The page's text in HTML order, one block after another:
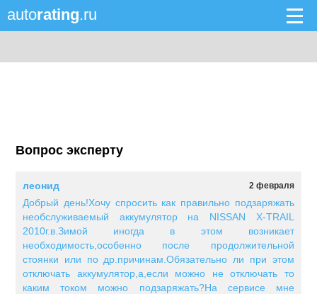
autorating.ru
Вопрос эксперту
2 февраля
леонид
Добрый день!Хочу спросить как правильно подзаряжать
необслуживаемый аккумулятор на NISSAN X-TRAIL
2010г.в.Зимой иногда в этом возникает
необходимость,особенно после продолжительной
стоянки или по др.причинам.Обязательно ли при этом
отключать аккумулятор,а,если можно не отключать то
каким током можно подзаряжать?На сервисе мне